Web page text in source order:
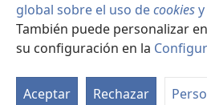
global sobre el uso decookies
También puede personalizar
su configuración en la
Aceptar Rechazar
Copyright© 2026 Watch Tower Bible and
CONDICIONES DE USO|
CONFIGURACIÓN DE